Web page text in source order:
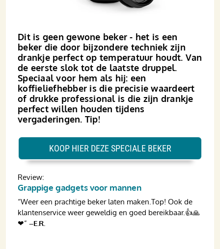
Dit is geen gewone beker - het is een
beker die door bijzondere techniek zijn
drankje perfect op temperatuur houdt. Van
de eerste slok tot de laatste druppel.
Speciaal voor hem als hij: een
koffieliefhebber is die precisie waardeert
of drukke professional is die zijn drankje
perfect willen houden tijdens
vergaderingen. Tip!
Review:
Grappige gadgets voor mannen
“Weer een prachtige beker laten maken.Top! Ook de
klantenservice weer geweldig en goed bereikbaar.👍🙏
❤” –E.R.
KOOP HIER DEZE SPECIALE BEKER